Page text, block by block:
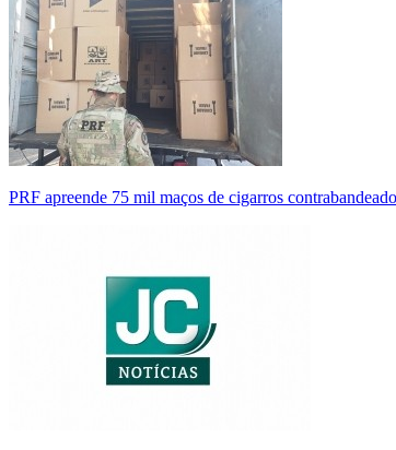
PRF apreende 75 mil maços de cigarros